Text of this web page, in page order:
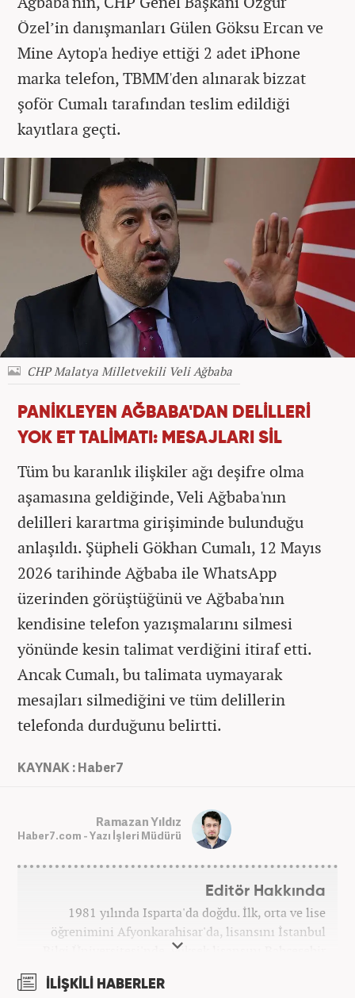
Özel’in danışmanları Gülen Göksu Ercan ve
Mine Aytop'a hediye ettiği 2 adet iPhone
marka telefon, TBMM'den alınarak bizzat
şoför Cumalı tarafından teslim edildiği
kayıtlara geçti.
CHP Malatya Milletvekili Veli Ağbaba
PANİKLEYEN AĞBABA'DAN DELİLLERİ
YOK ET TALİMATI: MESAJLARI SİL
Tüm bu karanlık ilişkiler ağı deşifre olma
aşamasına geldiğinde, Veli Ağbaba'nın
delilleri karartma girişiminde bulunduğu
anlaşıldı. Şüpheli Gökhan Cumalı, 12 Mayıs
2026 tarihinde Ağbaba ile WhatsApp
üzerinden görüştüğünü ve Ağbaba'nın
kendisine telefon yazışmalarını silmesi
yönünde kesin talimat verdiğini itiraf etti.
Ancak Cumalı, bu talimata uymayarak
mesajları silmediğini ve tüm delillerin
telefonda durduğunu belirtti.
KAYNAK : Haber7
Ramazan Yıldız
Haber7.com - Yazı İşleri Müdürü
Editör Hakkında
1981 yılında Isparta'da doğdu. İlk, orta ve lise
öğrenimini Afyonkarahisar'da, lisansını İstanbul
Bilgi Üniversitesi'nde, yüksek lisansını Bahçeşehir
Üniversitesi'nde tamamladı. Üniversitenin ardından
bir süre özel sektörde araştırmacı, daha sonra
İLİŞKİLİ HABERLER